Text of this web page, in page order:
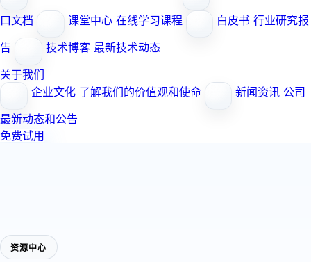
口文档
课堂中心 在线学习课程 白皮书 行业研究报
告
技术博客 最新技术动态
关于我们
企业文化 了解我们的价值观和使命 新闻资讯 公司
最新动态和公告
免费试用
资源中心